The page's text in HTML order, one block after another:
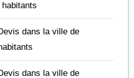
dans la ville de
dans la ville de